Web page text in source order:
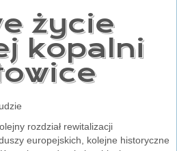
życie
kopalni
rozdział rewitalizacji
europejskich, kolejne historyczne